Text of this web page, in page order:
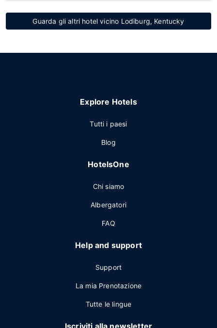
Guarda gli altri hotel vicino Lodiburg, Kentucky
Explore Hotels
Tutti i paesi
Blog
HotelsOne
Chi siamo
Albergatori
FAQ
Help and support
Support
La mia Prenotazione
Tutte le lingue
Iscriviti alla newsletter